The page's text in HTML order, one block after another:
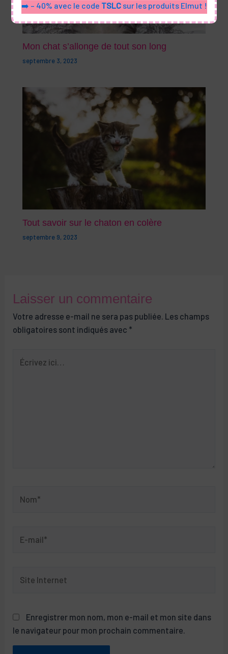
Mon chat s’allonge de tout son long
septembre 3, 2023
Tout savoir sur le chaton en colère
septembre 9, 2023
Laisser un commentaire
Votre adresse e-mail ne sera pas publiée. Les champs
obligatoires sont indiqués avec *
ici…
mail*
Internet
Enregistrer mon nom, mon e-mail et mon site dans
le navigateur pour mon prochain commentaire.
➡️ – 40% avec le code TSLCsur les produits Elmut !